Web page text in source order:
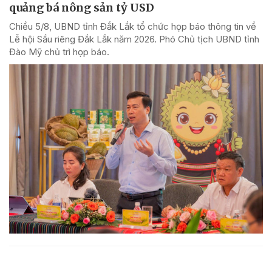
quảng bá nông sản tỷ USD
Chiều 5/8, UBND tỉnh Đắk Lắk tổ chức họp báo thông tin về
Lễ hội Sầu riêng Đắk Lắk năm 2026. Phó Chủ tịch UBND tỉnh
Đào Mỹ chủ trì họp báo.